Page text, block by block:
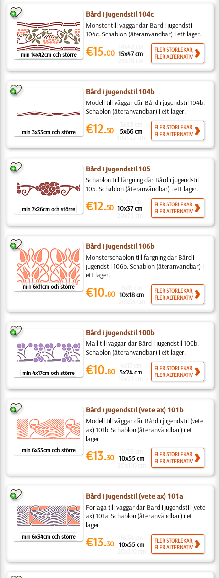
min 14x42cm och större
Bård i jugendstil 104c
Mönster till väggar där Bård i jugendstil
104c. Schablon (återanvändbar) i ett lager.
€15.00 15x47 cm
FLER STORLEKAR,
FLER ALTERNATIV
min 3x33cm och större
Bård i jugendstil 104b
Modell till väggar där Bård i jugendstil 104b.
Schablon (återanvändbar) i ett lager.
€12.50 5x66 cm
FLER STORLEKAR,
FLER ALTERNATIV
min 7x26cm och större
Bård i jugendstil 105
Schablon till färgning där Bård i jugendstil
105. Schablon (återanvändbar) i ett lager.
€12.50 10x37 cm
FLER STORLEKAR,
FLER ALTERNATIV
min 6x11cm och större
Bård i jugendstil 106b
Mönsterschablon till färgning där Bård i
jugendstil 106b. Schablon (återanvändbar) i
ett lager.
€10.80 10x18 cm
FLER STORLEKAR,
FLER ALTERNATIV
min 4x17cm och större
Bård i jugendstil 100b
Mall till väggar där Bård i jugendstil 100b.
Schablon (återanvändbar) i ett lager.
€10.80 5x24 cm
FLER STORLEKAR,
FLER ALTERNATIV
min 6x33cm och större
Bård i jugendstil (vete ax) 101b
Modell till väggar där Bård i jugendstil (vete
ax) 101b. Schablon (återanvändbar) i ett
lager.
€13.30 10x55 cm
FLER STORLEKAR,
FLER ALTERNATIV
min 6x34cm och större
Bård i jugendstil (vete ax) 101a
Förlaga till väggar där Bård i jugendstil (vete
ax) 101a. Schablon (återanvändbar) i ett
lager.
€13.30 10x55 cm
FLER STORLEKAR,
FLER ALTERNATIV